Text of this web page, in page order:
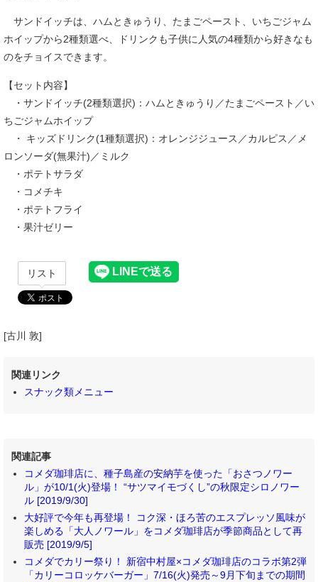
サンドイッチは、ハムときゅうり、たまごペースト、いちごジャム
ホイップから2種類選べ、ドリンクも子供に人気の4種類から好きなも
のをチョイスできます。
【セット内容】
・サンドイッチ(2種類選択)：ハムときゅうり／たまごペースト／い
ちごジャムホイップ
・ キッズドリンク(1種類選択)：オレンジジュース／カルピス／メ
ロンソーダ(無果汁)／ミルク
・ポテトサラダ
・コメチキ
・ポテトフライ
・果汁ゼリー
リスト
[古川 敦]
関連リンク
スナック類メニュー
関連記事
コメダ珈琲店に、種子島産の安納芋を使った「おさつノワー
ル」が10/1(火)登場！ “サツマイモづくし”の秋限定シロノワー
ル [2019/9/30]
大好評で今年も再登場！ コク深・ほろ苦のエスプレッソ風味が
楽しめる「大人ノワール」をコメダ珈琲店が季節商品として再
販売 [2019/9/5]
コメダでカリー祭り！ 新宿中村屋×コメダ珈琲店のコラボ第2弾
「カリーコロッケバーガー」7/16(火)発売～9月下旬までの期間